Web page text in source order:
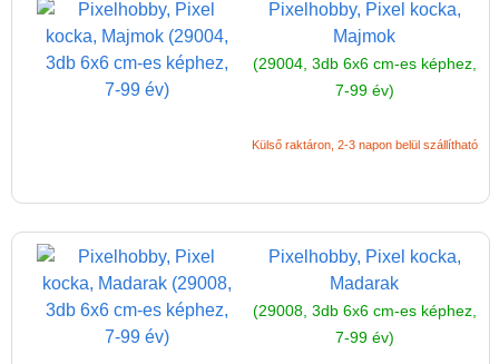
Pixelhobby, Pixel kocka,
Majmok
(29004, 3db 6x6 cm-es képhez,
7-99 év)
Külső raktáron, 2-3 napon belül szállítható
Pixelhobby, Pixel kocka,
Madarak
(29008, 3db 6x6 cm-es képhez,
7-99 év)